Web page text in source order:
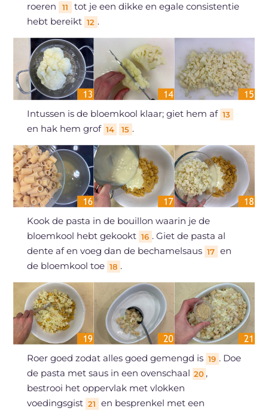
roeren
11
tot je een dikke en egale consistentie
hebt bereikt 12 .
Intussen is de bloemkool klaar; giet hem af 13
en hak hem grof 14 15 .
Kook de pasta in de bouillon waarin je de
bloemkool hebt gekookt 16 . Giet de pasta al
dente af en voeg dan de bechamelsaus 17 en
de bloemkool toe 18 .
Roer goed zodat alles goed gemengd is 19 . Doe
de pasta met saus in een ovenschaal 20 ,
bestrooi het oppervlak met vlokken
voedingsgist 21
en besprenkel met een